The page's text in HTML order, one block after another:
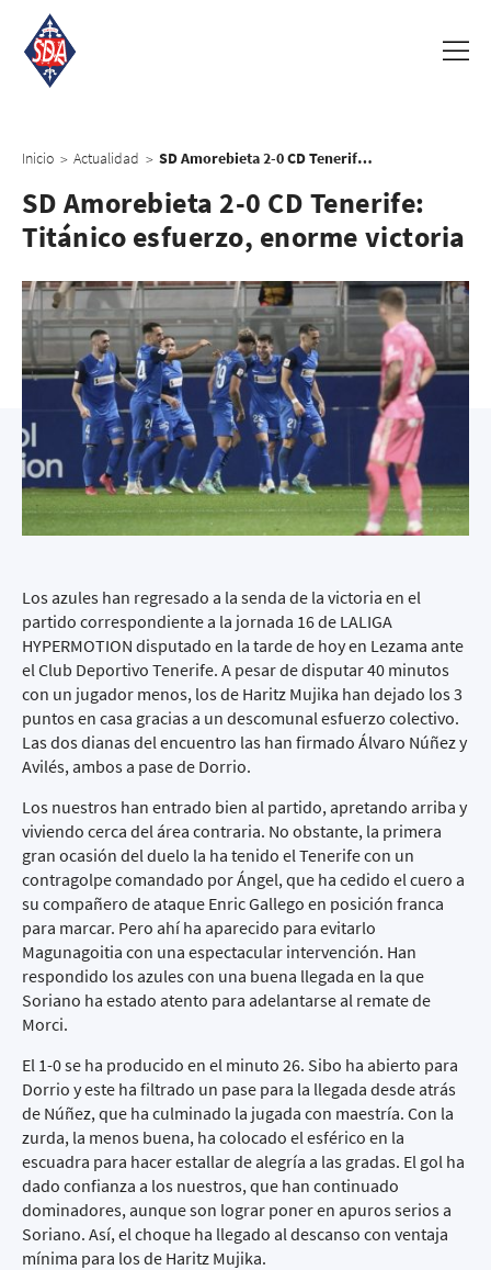
Inicio > Actualidad > SD Amorebieta 2-0 CD Tenerife: Titánico esfuerzo, enorme victoria
SD Amorebieta 2-0 CD Tenerife:
Titánico esfuerzo, enorme victoria
Los azules han regresado a la senda de la victoria en el
partido correspondiente a la jornada 16 de LALIGA
HYPERMOTION disputado en la tarde de hoy en Lezama ante
el Club Deportivo Tenerife. A pesar de disputar 40 minutos
con un jugador menos, los de Haritz Mujika han dejado los 3
puntos en casa gracias a un descomunal esfuerzo colectivo.
Las dos dianas del encuentro las han firmado Álvaro Núñez y
Avilés, ambos a pase de Dorrio.
Los nuestros han entrado bien al partido, apretando arriba y
viviendo cerca del área contraria. No obstante, la primera
gran ocasión del duelo la ha tenido el Tenerife con un
contragolpe comandado por Ángel, que ha cedido el cuero a
su compañero de ataque Enric Gallego en posición franca
para marcar. Pero ahí ha aparecido para evitarlo
Magunagoitia con una espectacular intervención. Han
respondido los azules con una buena llegada en la que
Soriano ha estado atento para adelantarse al remate de
Morci.
El 1-0 se ha producido en el minuto 26. Sibo ha abierto para
Dorrio y este ha filtrado un pase para la llegada desde atrás
de Núñez, que ha culminado la jugada con maestría. Con la
zurda, la menos buena, ha colocado el esférico en la
escuadra para hacer estallar de alegría a las gradas. El gol ha
dado confianza a los nuestros, que han continuado
dominadores, aunque son lograr poner en apuros serios a
Soriano. Así, el choque ha llegado al descanso con ventaja
mínima para los de Haritz Mujika.